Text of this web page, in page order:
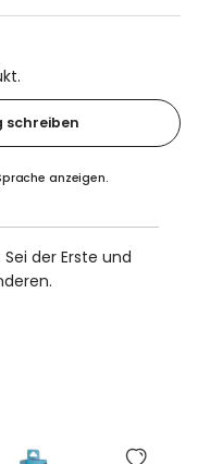
schreiben
anzeigen.
der Erste und